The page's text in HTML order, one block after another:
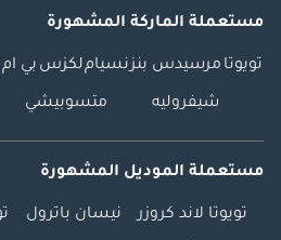
مستعملة الماركة المشهورة
تويوتا مرسيدس بنزنسياملكزس بي ام
شيفروليه متسوبيشي
مستعملة الموديل المشهورة
تويوتا لاند كروزر نيسان باترول